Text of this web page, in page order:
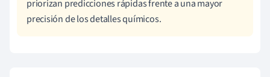
priorizan predicciones rápidas frente a una mayor
precisión de los detalles químicos.